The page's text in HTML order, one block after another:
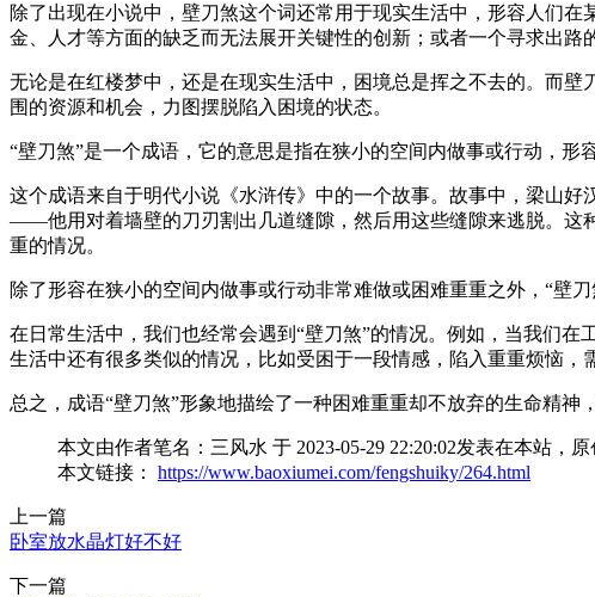
除了出现在小说中，壁刀煞这个词还常用于现实生活中，形容人们
金、人才等方面的缺乏而无法展开关键性的创新；或者一个寻求出路
无论是在红楼梦中，还是在现实生活中，困境总是挥之不去的。而
围的资源和机会，力图摆脱陷入困境的状态。
“壁刀煞”是一个成语，它的意思是指在狭小的空间内做事或行动，形
这个成语来自于明代小说《水浒传》中的一个故事。故事中，梁山
——他用对着墙壁的刀刃割出几道缝隙，然后用这些缝隙来逃脱。这
重的情况。
除了形容在狭小的空间内做事或行动非常难做或困难重重之外，“壁
在日常生活中，我们也经常会遇到“壁刀煞”的情况。例如，当我们
生活中还有很多类似的情况，比如受困于一段情感，陷入重重烦恼，
总之，成语“壁刀煞”形象地描绘了一种困难重重却不放弃的生命精神
本文由作者笔名：三风水 于 2023-05-29 22:20:02发表在本站，
本文链接： https://www.baoxiumei.com/fengshuiky/264.html
上一篇
卧室放水晶灯好不好
下一篇